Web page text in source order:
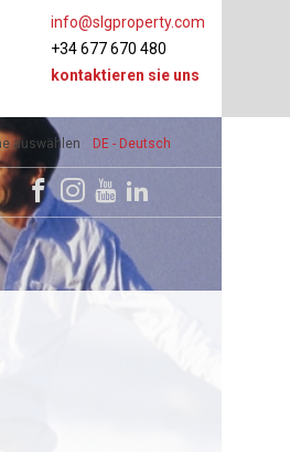
auswählen DE - Deutsch
info@slgproperty.com
+34 677 670 480
kontaktieren sie uns